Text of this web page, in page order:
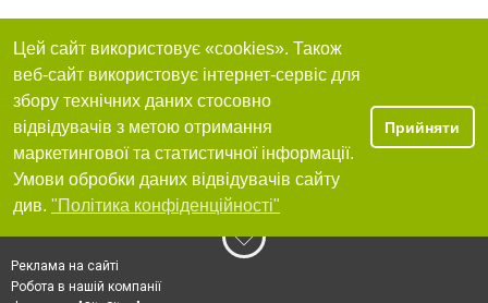
Цей сайт використовує «cookies». Також
веб-сайт використовує інтернет-сервіс для
збору технічних даних стосовно
відвідувачів з метою отримання
маркетингової та статистичної інформації.
Умови обробки даних відвідувачів сайту
див. "Політика конфіденційності"
Прийняти
Реклама на сайті
Робота в нашій компанії